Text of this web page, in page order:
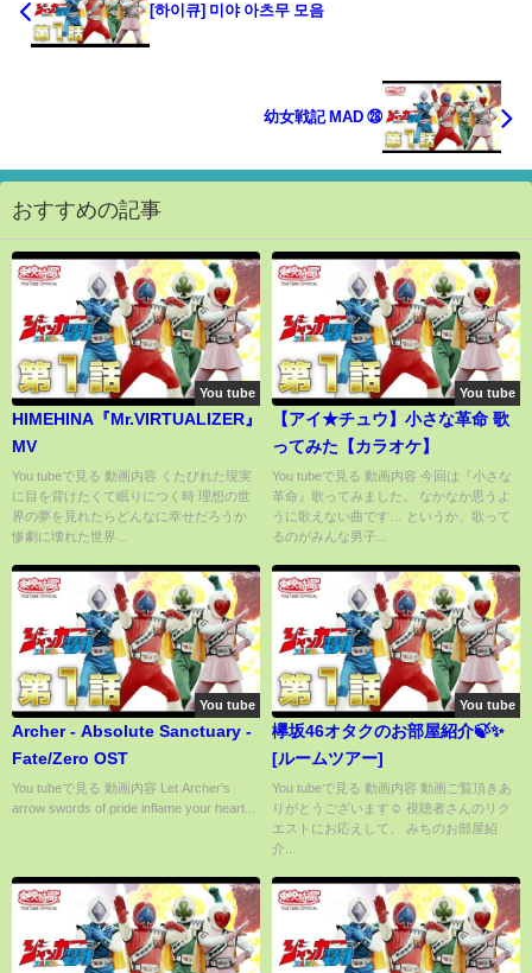
[하이큐] 미야 아츠무 모음
幼女戦記 MAD ㉘
おすすめの記事
You tube
HIMEHINA『Mr.VIRTUALIZER』
MV
You tubeで見る 動画内容 くたびれた現実
に目を背けたくて眠りにつく時 理想の世
界の夢を見れたらどんなに幸せだろうか
惨劇に壊れた世界...
You tube
【アイ★チュウ】小さな革命 歌
ってみた【カラオケ】
You tubeで見る 動画内容 今回は『小さな
革命』歌ってみました。 なかなか思うよ
うに歌えない曲です… というか、歌って
るのがみんな男子...
You tube
Archer - Absolute Sanctuary -
Fate/Zero OST
You tubeで見る 動画内容 Let Archer's
arrow swords of pride inflame your heart...
You tube
欅坂46オタクのお部屋紹介🍃✨
[ルームツアー]
You tubeで見る 動画内容 動画ご覧頂きあ
りがとうございます☺︎ 視聴者さんのリク
エストにお応えして、 みちのお部屋紹
介...